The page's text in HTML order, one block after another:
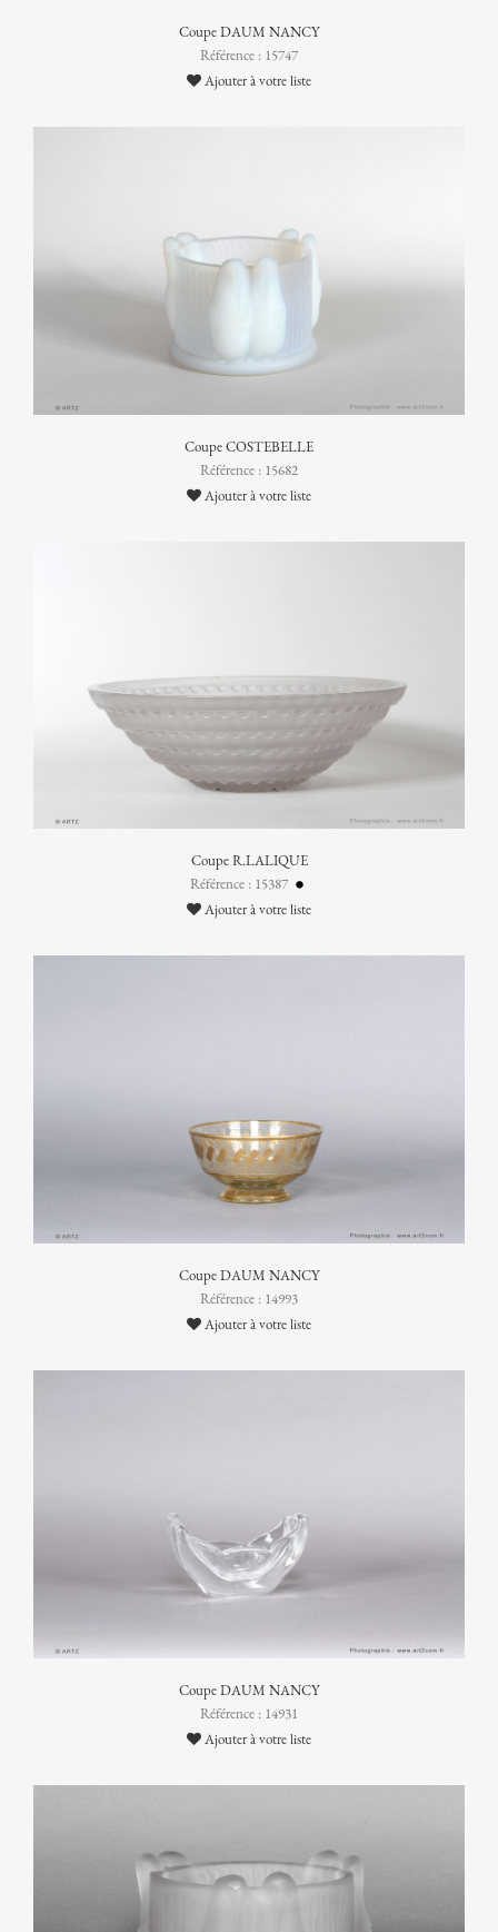
Coupe DAUM NANCY
Référence : 15747
Ajouter à votre liste
Coupe COSTEBELLE
Référence : 15682
Ajouter à votre liste
Coupe R.LALIQUE
Référence : 15387
Ajouter à votre liste
Coupe DAUM NANCY
Référence : 14993
Ajouter à votre liste
Coupe DAUM NANCY
Référence : 14931
Ajouter à votre liste